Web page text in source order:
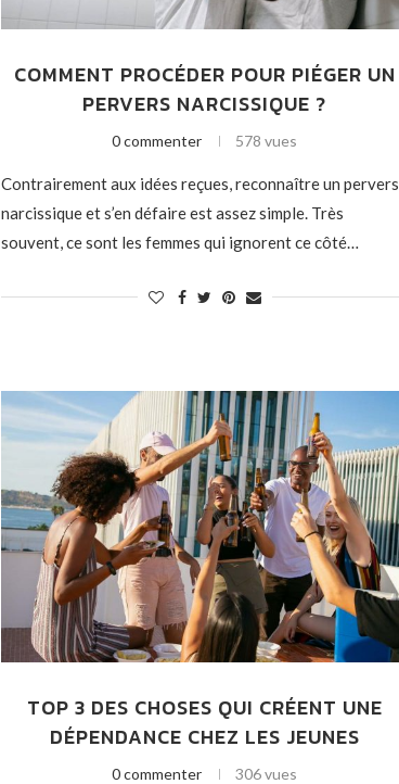
COMMENT PROCÉDER POUR PIÉGER UN
PERVERS NARCISSIQUE ?
0 commenter 578 vues
Contrairement aux idées reçues, reconnaître un pervers
narcissique et s’en défaire est assez simple. Très
souvent, ce sont les femmes qui ignorent ce côté…
TOP 3 DES CHOSES QUI CRÉENT UNE
DÉPENDANCE CHEZ LES JEUNES
0 commenter 306 vues